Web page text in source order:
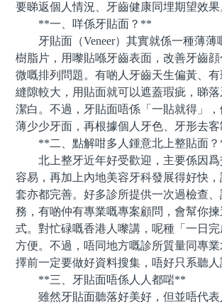
要睇返個人情況、牙齒健康同埋期望效果
**一、咩係牙貼面？**
牙貼面（Veneer）其實就係一種薄薄
樹脂片，用嚟貼喺牙齒表面，改善牙齒
微嘅排列問題。有啲人牙齒天生偏黃、
縫隙較大，用貼面就可以遮蓋瑕疵，睇
潔白。不過，牙貼面唔係「一貼就得」
薄少少牙面，再根據個人牙色、牙形去客
**二、點解咁多人鍾意北上整貼面
北上整牙近年好受歡迎，主要係因爲
容易，再加上內地美容牙科發展得好快
套亦都完善。好多診所提供一次過檢查
務，有啲仲有專業嘅專案顧問，會幫你
式。對忙碌嘅香港人嚟講，呢種「一日
方便。不過，唔同地方嘅診所質量同專
擇前一定要做好資料搜集，唔好只系聽人
**三、牙貼面唔係人人都啱**
雖然牙貼面聽落好美好，但並唔代表